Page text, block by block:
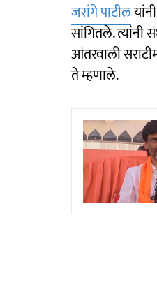
जरांगे पाटील
सांगितले. त्यांनी
आंतरवाली
ते म्हणाले.